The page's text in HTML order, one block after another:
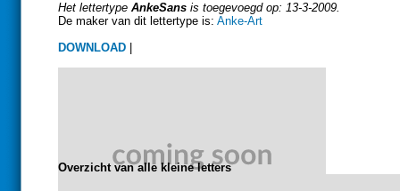
Het lettertype AnkeSans is toegevoegd op: 13-3-2009.
De maker van dit lettertype is: Anke-Art
DOWNLOAD
Overzicht van alle kleine letters